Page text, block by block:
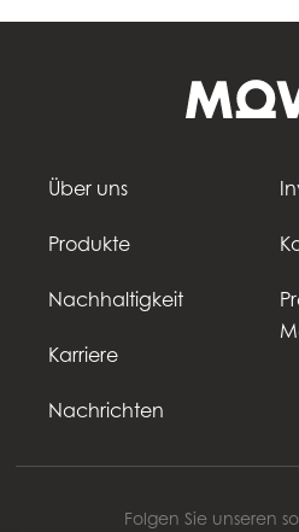
Über uns
Produkte
Nachhaltigkeit
Karriere
Nachrichten
Folgen Sie unseren